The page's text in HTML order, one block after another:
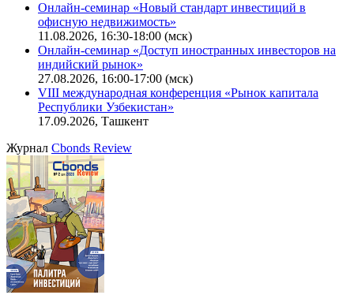
Онлайн-семинар «Новый стандарт инвестиций в
офисную недвижимость»
11.08.2026, 16:30-18:00 (мск)
Онлайн-семинар «Доступ иностранных инвесторов на
индийский рынок»
27.08.2026, 16:00-17:00 (мск)
VIII международная конференция «Рынок капитала
Республики Узбекистан»
17.09.2026, Ташкент
Журнал Cbonds Review